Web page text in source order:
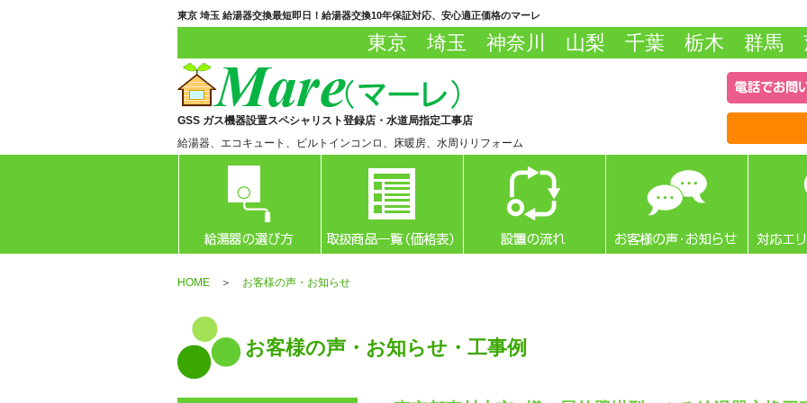
東京 埼玉 給湯器交換最短即日！給湯器交換10年保証対応、安心適正価格のマーレ
東京 埼玉 神奈川 山梨 千葉 栃木 群馬
GSS ガス機器設置スペシャリスト登録店・水道局指定工事店
給湯器、エコキュート、ビルトインコンロ、床暖房、水周りリフォーム
HOME ＞ お客様の声・お知らせ
お客様の声・お知らせ・工事例